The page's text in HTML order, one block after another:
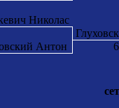
Николас
Антон